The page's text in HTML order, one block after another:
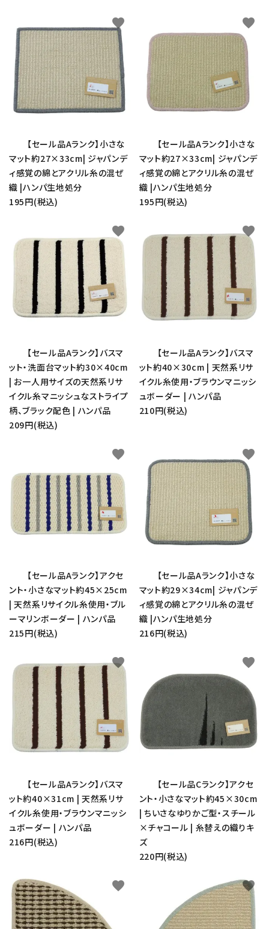
【セール品Aランク】小さな
マット約27×33cm| ジャパンデ
ィ感覚の綿とアクリル糸の混ぜ
織 |ハンパ生地処分
195円(税込)
favorite
【セール品Aランク】小さな
マット約27×33cm| ジャパンデ
ィ感覚の綿とアクリル糸の混ぜ
織 |ハンパ生地処分
195円(税込)
favorite
【セール品Aランク】バスマ
ット・洗面台マット約30×40cm
| お一人用サイズの天然系リサ
イクル糸マニッシュなストライプ
柄、ブラック配色 | ハンパ品
209円(税込)
favorite
【セール品Aランク】バスマ
ット約40×30cm | 天然系リサ
イクル糸使用・ブラウンマニッシ
ュボーダー | ハンパ品
210円(税込)
favorite
【セール品Aランク】アクセ
ント・小さなマット約45×25cm
| 天然系リサイクル糸使用・ブル
ーマリンボーダー | ハンパ品
215円(税込)
favorite
【セール品Aランク】小さな
マット約29×34cm| ジャパンデ
ィ感覚の綿とアクリル糸の混ぜ
織 |ハンパ生地処分
216円(税込)
favorite
【セール品Aランク】バスマ
ット約40×31cm | 天然系リサ
イクル糸使用・ブラウンマニッシ
ュボーダー | ハンパ品
216円(税込)
favorite
【セール品Cランク】アクセ
ント・小さなマット約45×30cm
| ちいさなゆりかご型・スチール
×チャコール | 糸替えの織りキ
ズ
220円(税込)
favorite
favorite favorite